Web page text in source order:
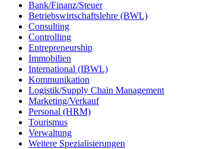
Bank/Finanz/Steuer
Betriebswirtschaftslehre (BWL)
Consulting
Controlling
Entrepreneurship
Immobilien
International (IBWL)
Kommunikation
Logistik/Supply Chain Management
Marketing/Verkauf
Personal (HRM)
Tourismus
Verwaltung
Weitere Spezialisierungen